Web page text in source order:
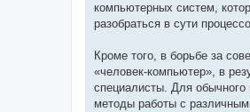
компьютерных систем,
разобраться в сути
Кроме того, в борьбе за
«человек-компьютер», в
специалисты. Для обычного
методы работы с